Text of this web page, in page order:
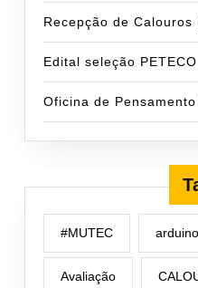
Recepção de Calouros
Edital seleção
Oficina de
#MUTEC arduino
Avaliação